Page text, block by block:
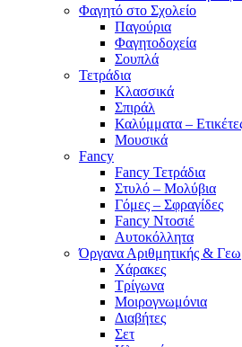
Φαγητό στο Σχολείο
Παγούρια
Φαγητοδοχεία
Σουπλά
Τετράδια
Κλασσικά
Σπιράλ
Καλύμματα –
Μουσικά
Fancy
Fancy Τετράδια
Στυλό – Μολύβια
Γόμες – Σφραγίδες
Fancy Ντοσιέ
Αυτοκόλλητα
Όργανα Αριθμητικής &
Χάρακες
Τρίγωνα
Mοιρογνωμόνια
Διαβήτες
Σετ